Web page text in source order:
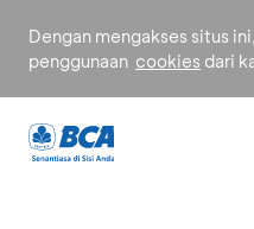
Dengan mengakses situs
penggunaan cookies dari